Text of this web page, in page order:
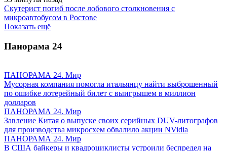
Скутерист погиб после лобового столкновения с
микроавтобусом в Ростове
Показать ещё
Панорама 24
ПАНОРАМА 24. Мир
Мусорная компания помогла итальянцу найти выброшенный
по ошибке лотерейный билет с выигрышем в миллион
долларов
ПАНОРАМА 24. Мир
Завление Китая о выпуске своих серийных DUV-литографов
для производства микросхем обвалило акции NVidia
ПАНОРАМА 24. Мир
В США байкеры и квадроциклисты устроили беспредел на